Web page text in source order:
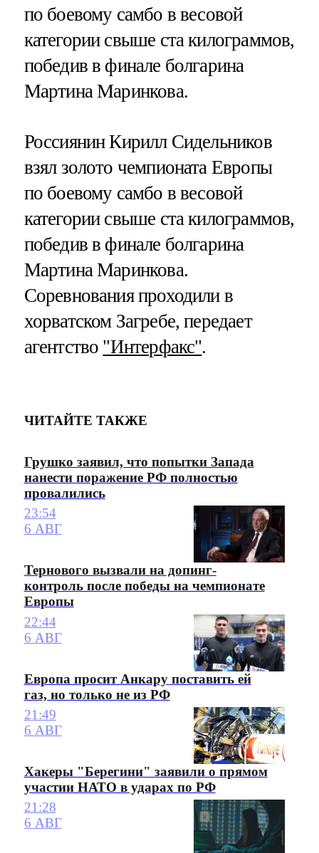
по боевому самбо в весовой
категории свыше ста килограммов,
победив в финале болгарина
Мартина Маринкова.
Россиянин Кирилл Сидельников
взял золото чемпионата Европы
по боевому самбо в весовой
категории свыше ста килограммов,
победив в финале болгарина
Мартина Маринкова.
Соревнования проходили в
хорватском Загребе, передает
агентство "Интерфакс".
ЧИТАЙТЕ ТАКЖЕ
Грушко заявил, что попытки Запада
нанести поражение РФ полностью
провалились
23:54
6 АВГ
Тернового вызвали на допинг-
контроль после победы на чемпионате
Европы
22:44
6 АВГ
Европа просит Анкару поставить ей
газ, но только не из РФ
21:49
6 АВГ
Хакеры "Берегини" заявили о прямом
участии НАТО в ударах по РФ
21:28
6 АВГ